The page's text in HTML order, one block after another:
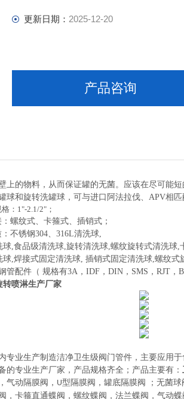
更新日期： 2025-12-20
产品咨询
上的物料，从而保证罐的无菌。应该在尽可能
球和旋转洗罐球，可与进口阿法拉伐、APV相匹
：1"-2.1/2"；
螺纹式、卡箍式、插销式；
不锈钢304、316L清洗球,
,食品级清洗球,旋转清洗球,螺纹旋转式清洗
,焊接式固定清洗球, 插销式固定清洗球,螺纹
配件（ 规格有3A，IDF，DIN，SMS，RJT，
转喷淋生产厂家
专业生产制造洁净卫生级阀门管件，主要应用于
的专业生产厂家， 产品规格齐全；产品主要有：
气动隔膜阀， U型隔膜阀，罐底隔膜阀 ； 无菌球
，卡箍直通蝶阀，螺纹蝶阀，法兰蝶阀，气动蝶